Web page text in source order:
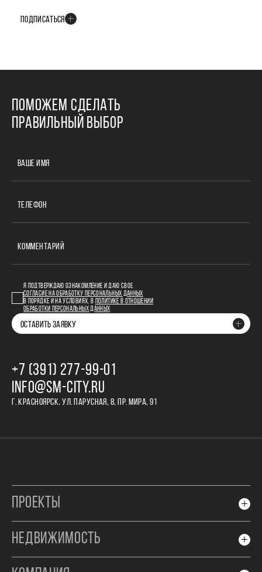
ПОДПИСАТЬСЯ
ПОМОЖЕМ СДЕЛАТЬ
ПРАВИЛЬНЫЙ ВЫБОР
ВАШЕ ИМЯ
ТЕЛЕФОН
КОММЕНТАРИЙ
Я ПОДТВЕРЖДАЮ ОЗНАКОМЛЕНИЕ И ДАЮ СВОЕ
СОГЛАСИЕ НА ОБРАБОТКУ ПЕРСОНАЛЬНЫХ ДАННЫХ
В ПОРЯДКЕ И НА УСЛОВИЯХ, В ПОЛИТИКЕ В ОТНОШЕНИИ
ОБРАБОТКИ ПЕРСОНАЛЬНЫХ ДАННЫХ
ОСТАВИТЬ ЗАЯВКУ
+7 (391) 277‒99‒01
INFO@SM-CITY.RU
Г. КРАСНОЯРСК, УЛ. ПАРУСНАЯ, 8, ПР. МИРА, 91
ПРОЕКТЫ
НЕДВИЖИМОСТЬ